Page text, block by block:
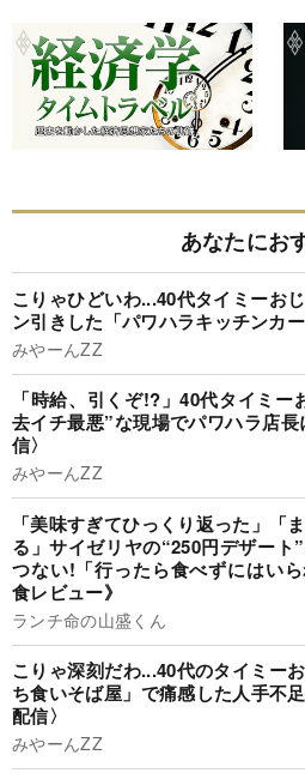
あなたにお
こりゃひどいわ...40代タイミーお
ン引きした「パワハラキッチンカ
みやーんZZ
「時給、引くぞ!?」40代タイミー
去イチ最悪”な現場でパワハラ店
信〉
みやーんZZ
「美味すぎてひっくり返った」「
る」サイゼリヤの“250円デザート
つない!「行ったら食べずにはい
食レビュー》
ランチ命の山盛くん
こりゃ深刻だわ...40代のタイミー
ち食いそば屋」で痛感した人手不
配信〉
みやーんZZ